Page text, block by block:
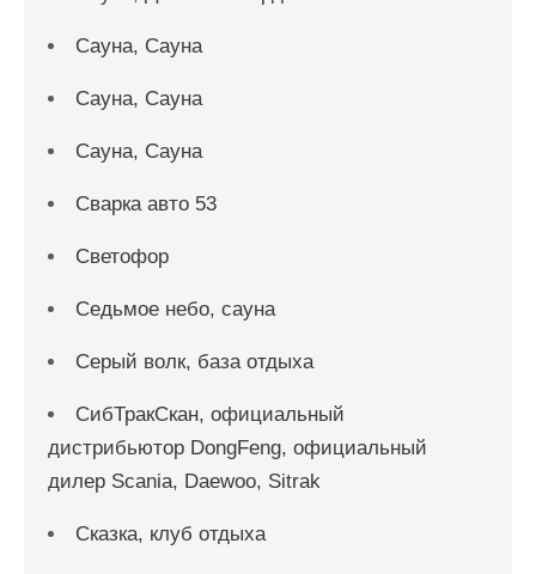
Сауна, Сауна
Сауна, Сауна
Сауна, Сауна
Сварка авто 53
Светофор
Седьмое небо, сауна
Серый волк, база отдыха
СибТракСкан, официальный
дистрибьютор DongFeng, официальный
дилер Scania, Daewoo, Sitrak
Сказка, клуб отдыха